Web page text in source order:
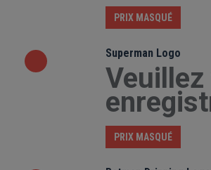
PRIX MASQUÉ
Superman Logo
Veuillez
PRIX MASQUÉ